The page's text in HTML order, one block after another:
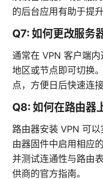
的后台应用有助于提升
Q7: 如何更改服务
通常在 VPN 客户端
地区或节点即可切换
点，方便日后快速连接
Q8: 如何在路由器
路由器安装 VPN 可
由器固件中启用相应
并测试连通性与路由
供商的官方指南。